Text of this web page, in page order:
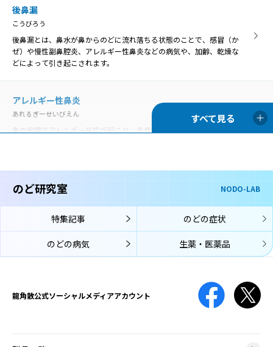
いんこうとうえん
口腔や鼻腔の奥にある咽頭と、首の真ん中あたりにある喉頭の両方で
炎症が起きることを咽喉頭炎といいます。
歯周病は、歯の周囲にプラーク（細菌の塊）が付着することが原因と
なって、歯茎に炎症が起きて赤くなったり、歯を支える骨が溶けて歯
がぐらぐらしたりする病気です。
舌苔
舌苔（ぜったい）とは、舌表面に付着した白い苔（こけ）のような物
です。真っ白ではなく灰白色、黄白色のこともあります。
口腔咽頭カンジダ
こうくういんとうかんじだ
ランスが崩れてしまった時などに、口腔内にカンジダ菌が増殖して口
腔咽頭カンジダ症を引き起こします。
膿栓
口腔や鼻腔の奥にある咽頭と、首の真ん中あたりにある喉頭の両方で
炎症が起きることを咽喉頭炎といいます。
声帯麻痺
せいたいまひ
声帯の動きを司っている「反回神経」に麻痺がおこり、声帯の動きが
悪くなる状態です。
声帯萎縮
せいたいけっせつ
声帯結節は、声帯に結節（ペンだこのようなもの）ができて、声の変
化が起こる病気です。
声帯ポリープ
る炎症や大声を出した時などに、声帯の血管から出血して、その修復
過程で形成されます。
後鼻漏
こうびろう
後鼻漏とは、鼻水が鼻からのどに流れ落ちる状態のことで、感冒（か
ぜ）や慢性副鼻腔炎、アレルギー性鼻炎などの病気や、加齢、乾燥な
どによって引き起こされます。
アレルギー性鼻炎
あれるぎーせいびえん
鼻の粘膜でアレルギー反応が起こり、炎症を生じる病気です。通年性
喉頭アレルギー
こうとうあれるぎー
喉頭アレルギーでは、鼻や口からアレルゲン（アレルギーの原因物
質）が入り、喉頭の粘膜に到達してそこでアレルギー反応が起こり、
のどの症状が生じます。
やくざいせい
治療のために薬の服用や点滴をしても、期待する効果以外の有害な反
様々です。
のど研究室 NODO-LAB
特集記事 のどの症状
のどの病気 生薬・医薬品
龍角散公式ソーシャルメディアアカウント